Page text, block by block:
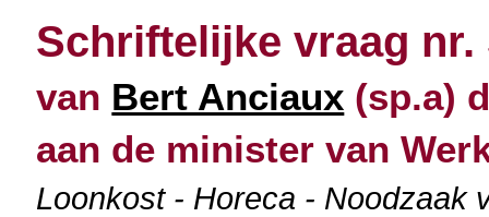
Schriftelijke vraag nr.
van Bert Anciaux (sp.a)
aan de minister van
Loonkost - Horeca - Noodzaak